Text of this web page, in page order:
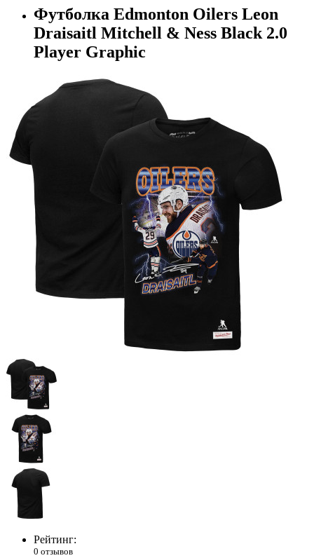
Футболка Edmonton Oilers Leon
Draisaitl Mitchell & Ness Black 2.0
Player Graphic
Рейтинг:
0 отзывов